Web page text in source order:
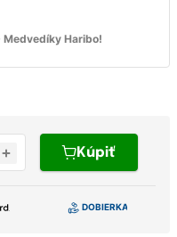
Medvedíky Haribo!
Kúpiť